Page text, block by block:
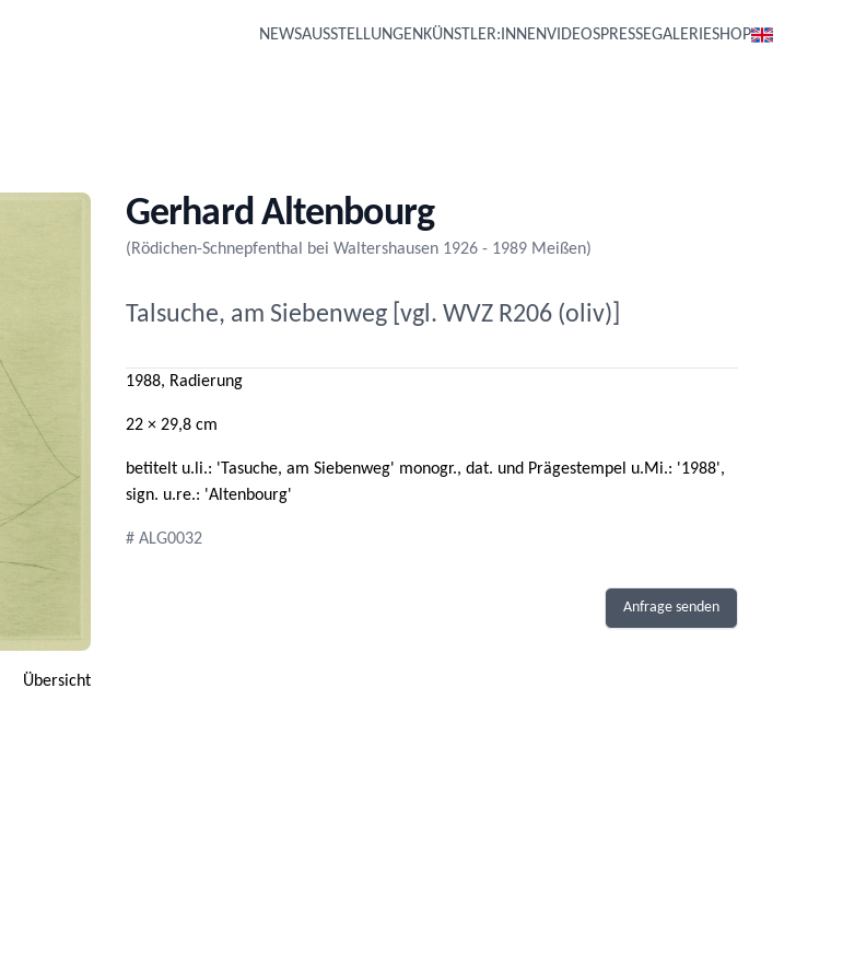
NEWSAUSSTELLUNGEN KÜNSTLER:INNENVIDEOSPRESSEGALERIESHOP
Übersicht
Gerhard Altenbourg
(Rödichen-Schnepfenthal bei Waltershausen 1926 - 1989 Meißen)
Talsuche, am Siebenweg [vgl. WVZ R206 (oliv)]
1988, Radierung
22 × 29,8 cm
betitelt u.li.: 'Tasuche, am Siebenweg' monogr., dat. und Prägestempel u.Mi.: '1988',
sign. u.re.: 'Altenbourg'
# ALG0032
Anfrage senden